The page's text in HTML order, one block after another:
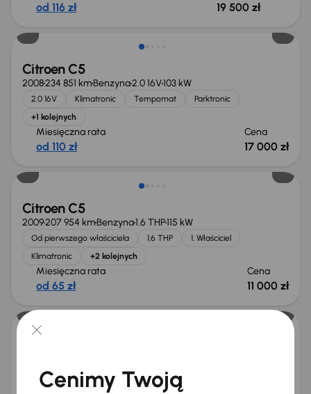
od 116 zł 19 500 zł
Citroen C5
2008234 851 kmBenzyna2.0 16V103 kW
2.0 16V Klimatronic Tempomat
Parktronic
+1 kolejnych
Miesięczna rata
od 110 zł
Cena
17 000 zł
Citroen C5
2009207 954 kmBenzyna1.6 THP115 kW
Od pierwszego właściciela 1.6 THP
1. Właściciel
Klimatronic
+2 kolejnych
Miesięczna rata
od 65 zł
Cena
11 000 zł
3.0 HDi 241 KM Automat Navi
Cenimy Twoją